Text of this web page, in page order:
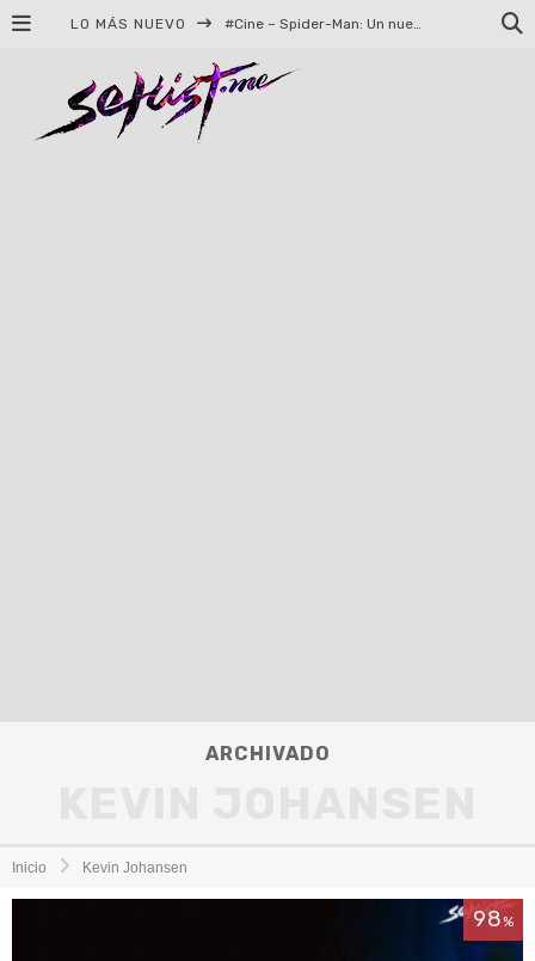
LO MÁS NUEVO #Cine – Spider-Man: Un nuevo día – Reseña
ARCHIVADO
Inicio Kevin Johansen
98%